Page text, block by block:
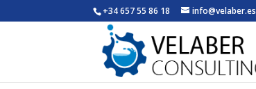
+34 657 55 86 18 info@velaber.es